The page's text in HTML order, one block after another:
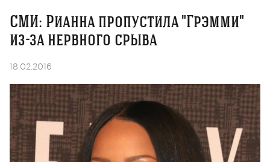
СМИ: Рианна пропустила "Грэмми"
из-за нервного срыва
18.02.2016